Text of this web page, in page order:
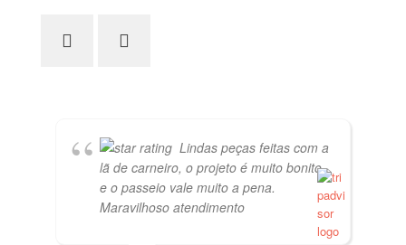
Lindas peças feitas com a
lã de carneiro, o projeto é muito bonito
e o passeio vale muito a pena.
Maravilhoso atendimento